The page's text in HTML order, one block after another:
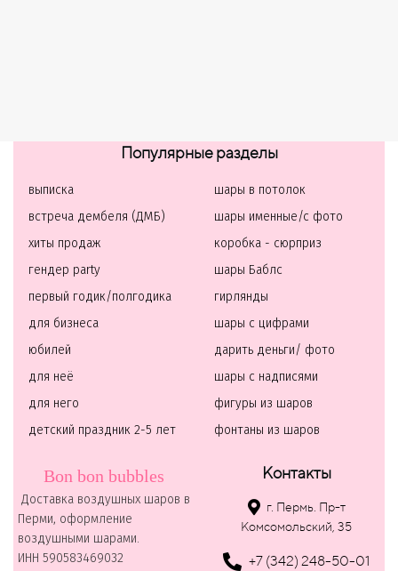
Популярные разделы
выписка
встреча дембеля (ДМБ)
хиты продаж
гендер party
первый годик/полгодика
для бизнеса
юбилей
для неё
для него
детский праздник 2-5 лет
шары в потолок
шары именные/с фото
коробка - сюрприз
шары Баблс
гирлянды
шары с цифрами
дарить деньги/ фото
шары с надписями
фигуры из шаров
фонтаны из шаров
Bon bon bubbles
Доставка воздушных шаров в
Перми, оформление
воздушными шарами.
ИНН 590583469032
Контакты
г. Пермь. Пр-т
Комсомольский, 35
+7 (342) 248-50-01